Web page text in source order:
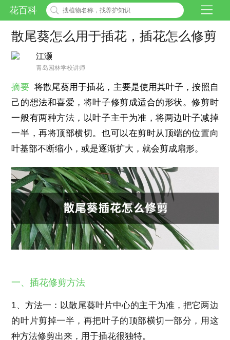
花百科
散尾葵怎么用于插花，插花怎么修剪
江灏
青岛园林学校讲师
摘要 将散尾葵用于插花，主要是使用其叶子，按照自
己的想法和喜爱，将叶子修剪成适合的形状。修剪时
一般有两种方法，以叶子主干为准，将两边叶子减掉
一半，再将顶部横切。也可以在剪时从顶端的位置向
叶基部不断缩小，或是逐渐扩大，就会剪成扇形。
一、插花修剪方法
1、方法一：以散尾葵叶片中心的主干为准，把它两边
的叶片剪掉一半，再把叶子的顶部横切一部分，用这
种方法修剪出来，用于插花很独特。